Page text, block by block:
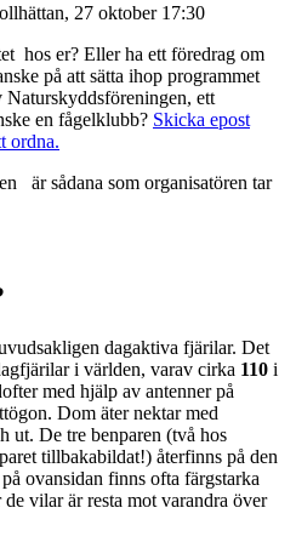
27 oktober 17:30
hos er? Eller ha ett föredrag om
på att sätta ihop programmet
Naturskyddsföreningen, ett
en fågelklubb? Skicka epost
ordna.
är sådana som organisatören tar
dagaktiva fjärilar. Det
i världen, varav cirka 110 i
med hjälp av antenner på
Dom äter nektar med
ut. De tre benparen (två hos
tillbakabildat!) återfinns på den
ovansidan finns ofta färgstarka
vilar är resta mot varandra över